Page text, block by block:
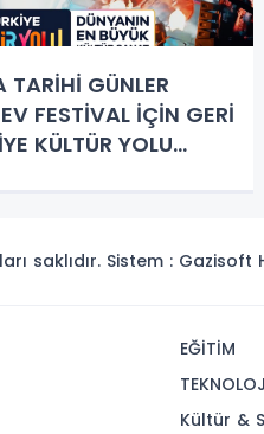
TARİHİ GÜNLER
FESTİVAL İÇİN GERİ
KÜLTÜR YOLU
saklıdır. Sistem : Gazisoft
EĞİTİM
Kültür &